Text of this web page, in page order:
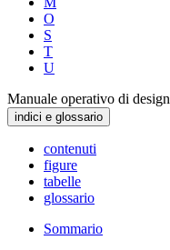
O
S
T
U
Manuale operativo di design
indici e glossario
contenuti
figure
tabelle
glossario
Sommario